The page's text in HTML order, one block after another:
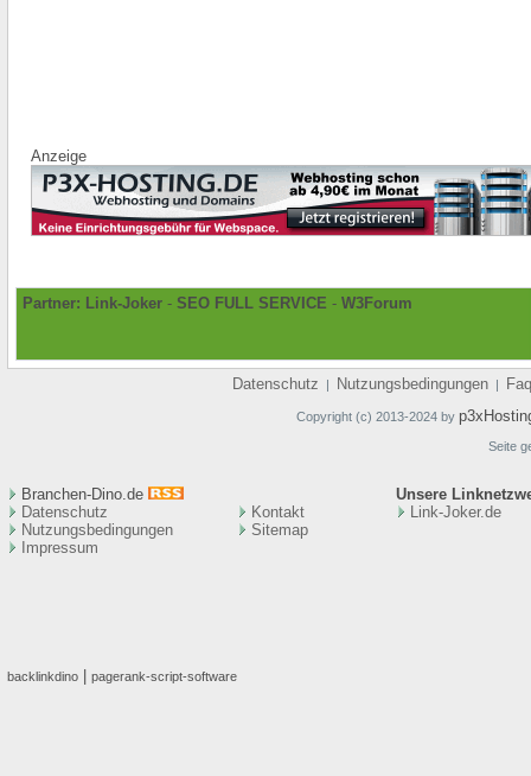
Anzeige
Partner: Link-Joker - SEO FULL SERVICE - W3Forum
Datenschutz | Nutzungsbedingungen | Faq
Copyright (c) 2013-2024 by
Seite
Branchen-Dino.de
Unsere
Datenschutz
Nutzungsbedingungen
Impressum
Kontakt
Sitemap
Link-Joker.de
backlinkdino pagerank-script-software